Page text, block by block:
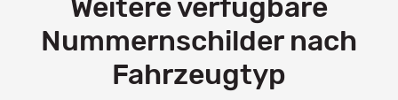
Weitere verfügbare
Nummernschilder nach
Fahrzeugtyp